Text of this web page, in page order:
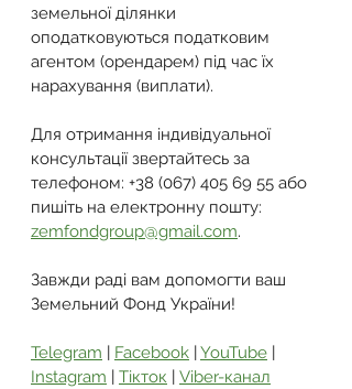
земельної ділянки
оподатковуються податковим
агентом (орендарем) під час їх
нарахування (виплати).
Для отримання індивідуальної
консультації звертайтесь за
телефоном: +38 (067) 405 69 55 або
пишіть на електронну пошту:
zemfondgroup@gmail.com.
Завжди раді вам допомогти ваш
Земельний Фонд України!
Telegram | Facebook | YouTube |
Instagram | Тікток | Viber-канал